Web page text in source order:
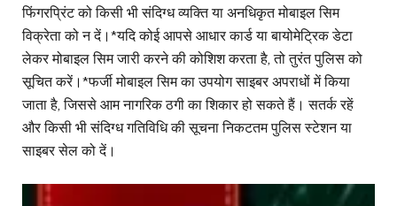
फिंगरप्रिंट को किसी भी संदिग्ध व्यक्ति या अनधिकृत मोबाइल सिम
विक्रेता को न दें।*यदि कोई आपसे आधार कार्ड या बायोमेट्रिक डेटा
लेकर मोबाइल सिम जारी करने की कोशिश करता है, तो तुरंत पुलिस को
सूचित करें।*फर्जी मोबाइल सिम का उपयोग साइबर अपराधों में किया
जाता है, जिससे आम नागरिक ठगी का शिकार हो सकते हैं। सतर्क रहें
और किसी भी संदिग्ध गतिविधि की सूचना निकटतम पुलिस स्टेशन या
साइबर सेल को दें।